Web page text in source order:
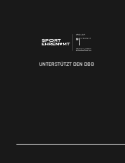
UNTERSTÜTZT DEN DBB